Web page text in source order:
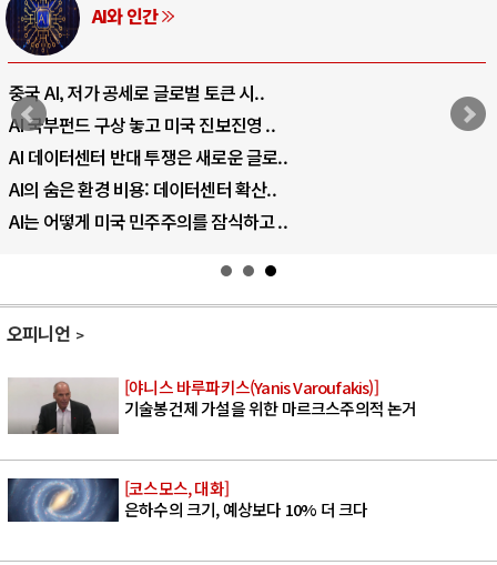
AI와 인간
중국 AI, 저가 공세로 글로벌 토큰 시..
AI 국부펀드 구상 놓고 미국 진보진영 ..
AI 데이터센터 반대 투쟁은 새로운 글로..
AI의 숨은 환경 비용: 데이터센터 확산..
AI는 어떻게 미국 민주주의를 잠식하고 ..
오피니언
[야니스 바루파키스(Yanis Varoufakis)]
기술봉건제 가설을 위한 마르크스주의적 논거
[코스모스, 대화]
은하수의 크기, 예상보다 10% 더 크다